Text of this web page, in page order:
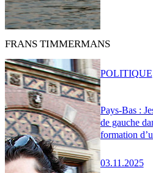
FRANS TIMMERMANS
Pays-Bas :
de gauche
formation
03.11.2025
POLITIQUE